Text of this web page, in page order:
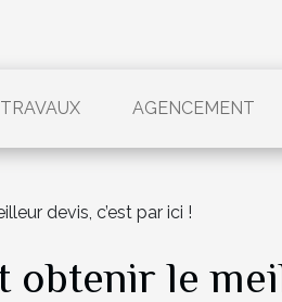
TRAVAUX AGENCEMENT
devis, c’est par ici !
obtenir le